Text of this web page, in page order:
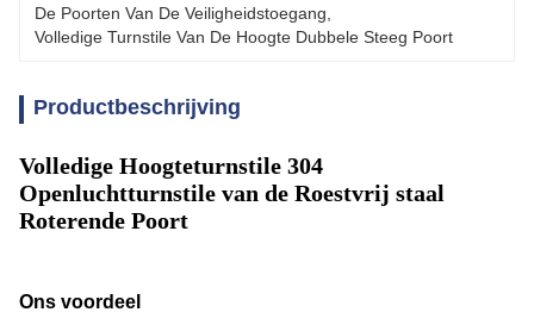
De Poorten Van De Veiligheidstoegang
Volledige Turnstile Van De Hoogte Dubbele Steeg Poort
Productbeschrijving
Volledige Hoogteturnstile 304
Openluchtturnstile van de Roestvrij staal
Roterende Poort
Ons voordeel